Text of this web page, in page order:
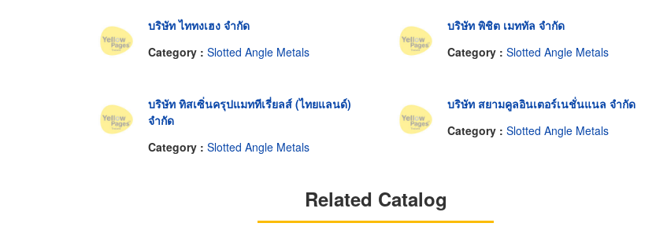
บริษัท ไททงเฮง จำกัด
Category : Slotted Angle Metals
บริษัท พิชิต เมททัล จำกัด
Category : Slotted Angle Metals
บริษัท ทิสเซิ่นครุปแมททีเรี่ยลส์ (ไทยแลนด์)
จำกัด
Category : Slotted Angle Metals
บริษัท สยามคูลอินเตอร์เนชั่นแนล จำกัด
Category : Slotted Angle Metals
Related Catalog